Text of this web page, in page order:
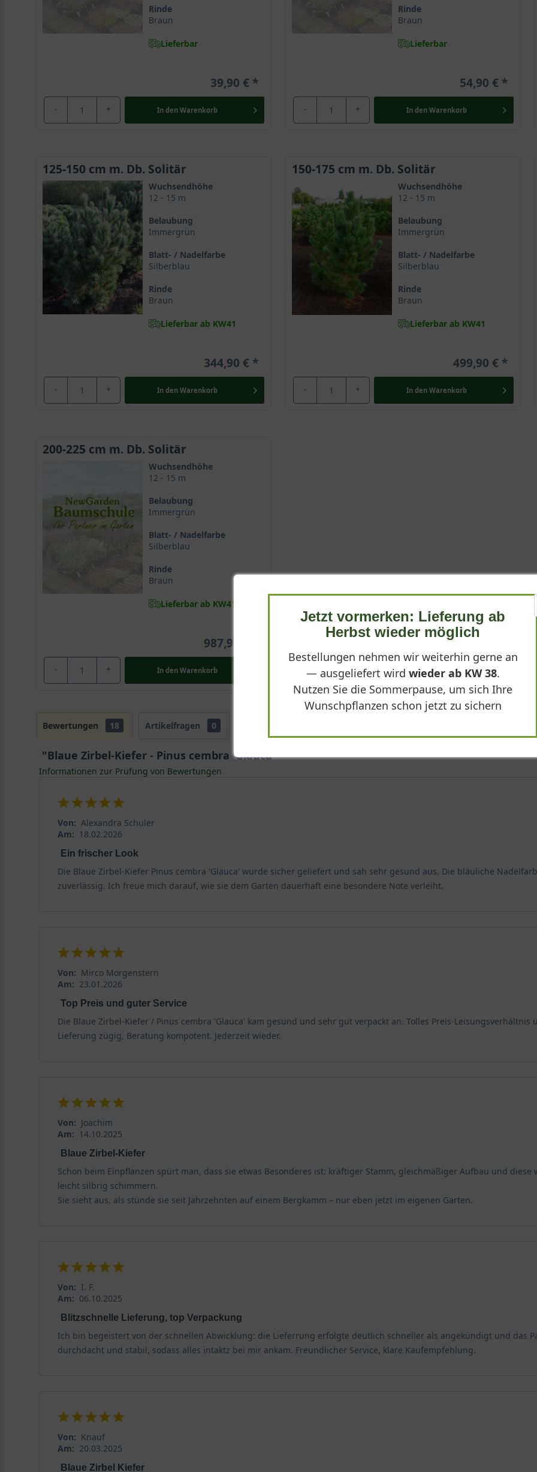
Rinde
Braun
Lieferbar
39,90 €
- + In den Warenkorb
Rinde
Braun
Lieferbar
54,90 €
- + In den Warenkorb
125-150 cm m. Db. Solitär
Wuchsendhöhe
12 - 15 m
Belaubung
Immergrün
Blatt- / Nadelfarbe
Silberblau
Rinde
Braun
Lieferbar ab KW41
344,90 €
- + In den Warenkorb
150-175 cm m. Db. Solitär
Wuchsendhöhe
12 - 15 m
Belaubung
Immergrün
Blatt- / Nadelfarbe
Silberblau
Rinde
Braun
Lieferbar ab KW41
499,90 €
- + In den Warenkorb
200-225 cm m. Db. Solitär
Wuchsendhöhe
12 - 15 m
Belaubung
Immergrün
Blatt- / Nadelfarbe
Silberblau
Rinde
Braun
Lieferbar ab KW41
987,90 €
- + In den Warenkorb
Bewertungen 18 Artikelfragen 0
"Blaue Zirbel-Kiefer - Pinus cembra 'Glauca'"
Informationen zur Prüfung von Bewertungen
Von: Alexandra Schuler
Am: 18.02.2026
Ein frischer Look
Die Blaue Zirbel-Kiefer Pinus cembra 'Glauca' wurde sicher geliefert und sah sehr gesund aus. Die bläuliche
zuverlässig. Ich freue mich darauf, wie sie dem Garten dauerhaft eine besondere Note verleiht.
Von: Mirco Morgenstern
Am: 23.01.2026
Top Preis und guter Service
Die Blaue Zirbel-Kiefer / Pinus cembra 'Glauca' kam gesund und sehr gut verpackt an. Tolles Preis-
Lieferung zügig, Beratung kompotent. Jederzeit wieder.
Von: Joachim
Am: 14.10.2025
Blaue Zirbel-Kiefer
Schon beim Einpflanzen spürt man, dass sie etwas Besonderes ist: kräftiger Stamm, gleichmäßiger Aufbau und
leicht silbrig schimmern.
Sie sieht aus, als stünde sie seit Jahrzehnten auf einem Bergkamm – nur eben jetzt im eigenen Garten.
Von: I. F.
Am: 06.10.2025
Blitzschnelle Lieferung, top Verpackung
Ich bin begeistert von der schnellen Abwicklung: die Lieferrung erfolgte deutlich schneller als angekündigt und das
durchdacht und stabil, sodass alles intaktz bei mir ankam. Freundlicher Service, klare Kaufempfehlung.
Von: Knauf
Am: 20.03.2025
Blaue Zirbel Kiefer
Jetzt vormerken: Lieferung ab
Herbst wieder möglich
Bestellungen nehmen wir weiterhin gerne an
— ausgeliefert wird wieder ab KW 38.
Nutzen Sie die Sommerpause, um sich Ihre
Wunschpflanzen schon jetzt zu sichern